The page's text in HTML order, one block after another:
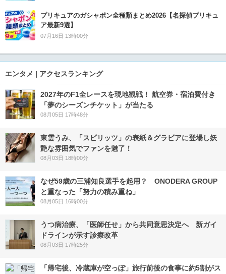
プリキュアのガシャポン全種類まとめ2026【名探偵プリキュ
ア最新9選】
07月16日 13時00分
エンタメ | アクセスランキング
2027年のF1全レースを現地観戦！ 航空券・宿泊費付き
「夢のシーズンチケット」が当たる
08月05日 17時48分
東雲うみ、「スピリッツ」の表紙＆グラビアに登場し妖
艶な雰囲気でファンを魅了！
08月03日 18時00分
なぜ59歳の三浦知良選手を起用？ ONODERA GROUP
と重なった「努力の積み重ね」
08月05日 16時00分
うつ病治療、「医師任せ」から共同意思決定へ 新ガイ
ドラインが示す診療改革
08月03日 17時25分
「帰宅後、冷蔵庫が空っぽ」旅行前後の食事に約5割がス